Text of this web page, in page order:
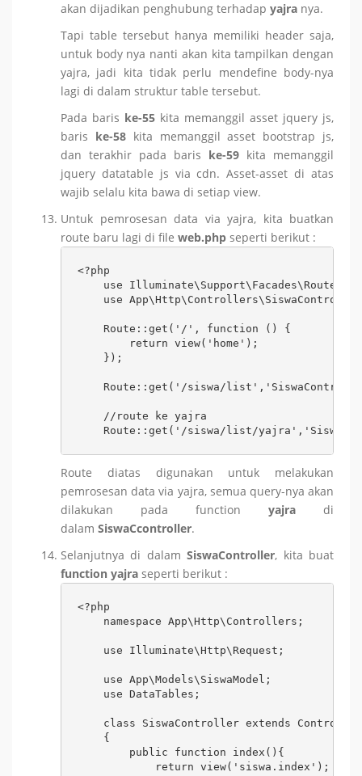
akan dijadikan penghubung terhadap yajra nya.
Tapi table tersebut hanya memiliki header saja,
untuk body nya nanti akan kita tampilkan dengan
yajra, jadi kita tidak perlu mendefine body-nya
lagi di dalam struktur table tersebut.
Pada baris ke-55 kita memanggil asset jquery js,
baris ke-58kita memanggil asset bootstrap js,
dan terakhir pada baris ke-59 kita memanggil
jquery datatable js via cdn. Asset-asset di atas
wajib selalu kita bawa di setiap view.
Untuk pemrosesan data via yajra, kita buatkan
route baru lagi di file web.php seperti berikut :
<?php
    use Illuminate\Support\Facades\Route;
use
    Route::get('/', function () {
        return view('home');
    });
Route::get('/siswa/
    //route ke yajra
Route::get('/siswa/list/
Route diatas digunakan untuk melakukan
pemrosesan data via yajra, semua query-nya akan
dilakukan pada function yajra di
dalam SiswaCcontroller.
Selanjutnya di dalamSiswaController, kita buat
function yajra seperti berikut :
<?php
    namespace App\Http\Controllers;
    use Illuminate\Http\Request;
    use App\Models\SiswaModel;
    use DataTables;
    class SiswaController extends Controller
    {
        public function index(){
            return view('siswa.index');